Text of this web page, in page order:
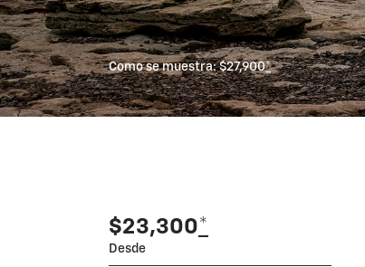
Como se muestra: $27,900*
$23,300*
Desde